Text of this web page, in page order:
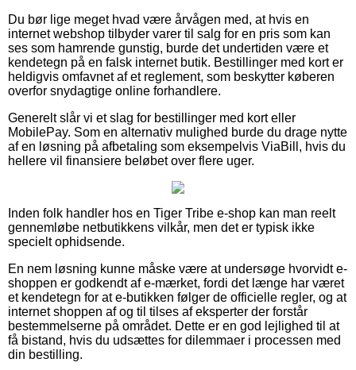
Du bør lige meget hvad være årvågen med, at hvis en
internet webshop tilbyder varer til salg for en pris som kan
ses som hamrende gunstig, burde det undertiden være et
kendetegn på en falsk internet butik. Bestillinger med kort er
heldigvis omfavnet af et reglement, som beskytter køberen
overfor snydagtige online forhandlere.
Generelt slår vi et slag for bestillinger med kort eller
MobilePay. Som en alternativ mulighed burde du drage nytte
af en løsning på afbetaling som eksempelvis ViaBill, hvis du
hellere vil finansiere beløbet over flere uger.
Inden folk handler hos en Tiger Tribe e-shop kan man reelt
gennemløbe netbutikkens vilkår, men det er typisk ikke
specielt ophidsende.
En nem løsning kunne måske være at undersøge hvorvidt e-
shoppen er godkendt af e-mærket, fordi det længe har været
et kendetegn for at e-butikken følger de officielle regler, og at
internet shoppen af og til tilses af eksperter der forstår
bestemmelserne på området. Dette er en god lejlighed til at
få bistand, hvis du udsættes for dilemmaer i processen med
din bestilling.